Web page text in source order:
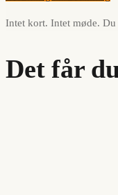
Intet kort. Intet møde. Du
Det får